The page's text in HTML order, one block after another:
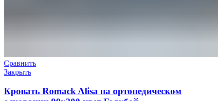
Сравнить
Закрыть
Кровать Romack Alisa на ортопедическом